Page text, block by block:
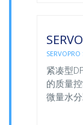
SERVOPRO
紧凑型
的质量
微量水